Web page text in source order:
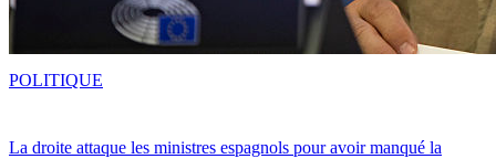
La droite attaque les ministres espagnols pour avoir manqué la
POLITIQUE